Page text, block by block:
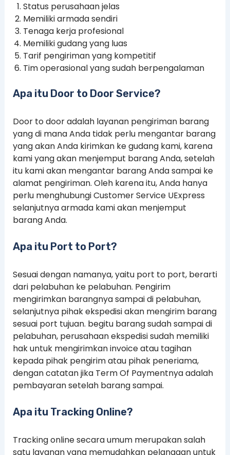
Status perusahaan jelas
Memiliki armada sendiri
Tenaga kerja profesional
Memiliki gudang yang luas
Tarif pengiriman yang kompetitif
Tim operasional yang sudah berpengalaman
Apa itu Door to Door Service?
Door to door adalah layanan pengiriman barang
yang di mana Anda tidak perlu mengantar barang
yang akan Anda kirimkan ke gudang kami, karena
kami yang akan menjemput barang Anda, setelah
itu kami akan mengantar barang Anda sampai ke
alamat pengiriman. Oleh karena itu, Anda hanya
perlu menghubungi Customer Service UExpress
selanjutnya armada kami akan menjemput
barang Anda.
Apa itu Port to Port?
Sesuai dengan namanya, yaitu port to port, berarti
dari pelabuhan ke pelabuhan. Pengirim
mengirimkan barangnya sampai di pelabuhan,
selanjutnya pihak ekspedisi akan mengirim barang
sesuai port tujuan. begitu barang sudah sampai di
pelabuhan, perusahaan ekspedisi sudah memiliki
hak untuk mengirimkan invoice atau tagihan
kepada pihak pengirim atau pihak peneriama,
dengan catatan jika Term Of Paymentnya adalah
pembayaran setelah barang sampai.
Apa itu Tracking Online?
Tracking online secara umum merupakan salah
satu layanan yang memudahkan pelanggan untuk